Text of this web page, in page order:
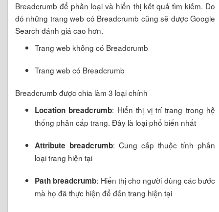
Breadcrumb để phân loại và hiển thị kết quả tìm kiếm. Do
đó những trang web có Breadcrumb cũng sẽ được Google
Search đánh giá cao hơn.
Trang web không có Breadcrumb
Trang web có Breadcrumb
Breadcrumb được chia làm 3 loại chính
Location breadcrumb: Hiển thị vị trí trang trong hệ
thống phân cấp trang. Đây là loại phổ biến nhất
Attribute breadcrumb: Cung cấp thuộc tính phân
loại trang hiện tại
Path breadcrumb: Hiển thị cho người dùng các bước
mà họ đã thực hiện để đến trang hiện tại